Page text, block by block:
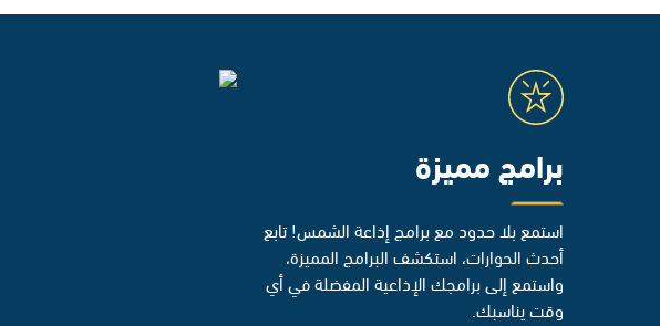
برامج مميزة
استمع بلا حدود مع برامج إذاعة الشمس! تابع
أحدث الحوارات، استكشف البرامج المميزة،
واستمع إلى برامجك الإذاعية المفضلة في أي
وقت يناسبك.